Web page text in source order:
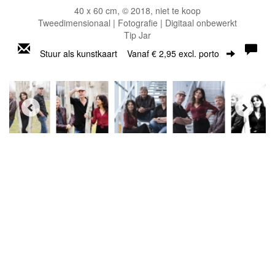
40 x 60 cm, © 2018, niet te koop
Tweedimensionaal | Fotografie | Digitaal onbewerkt
Tip Jar
Stuur als kunstkaart Vanaf € 2,95 excl. porto